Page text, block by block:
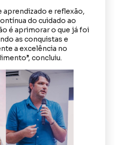
aprendizado e reflexão,
do cuidado ao
é aprimorar o que já foi
as conquistas e
a excelência no
concluiu.